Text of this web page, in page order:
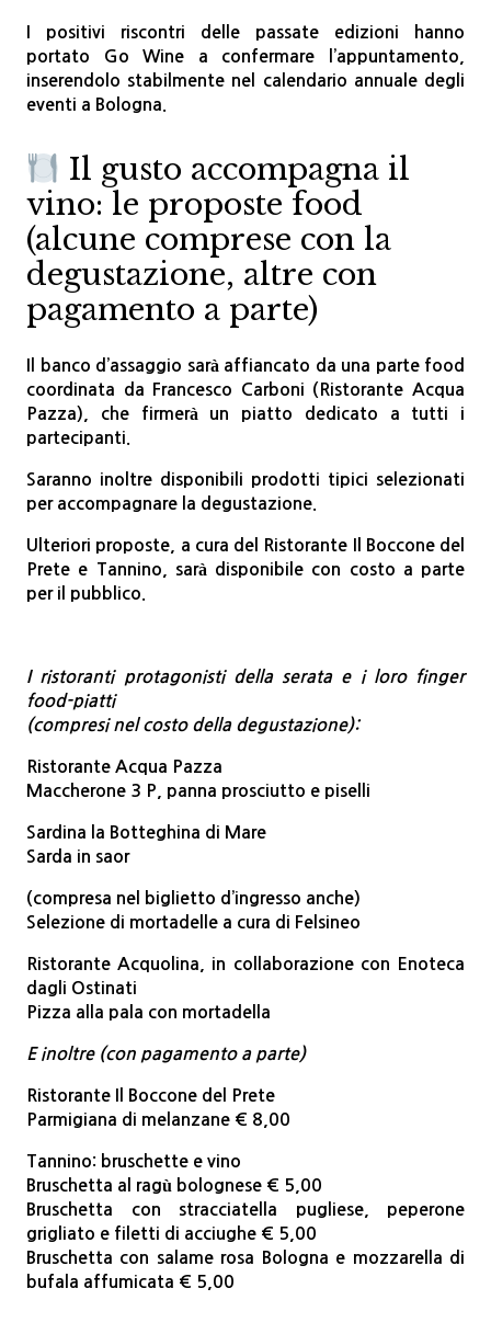
I positivi riscontri delle passate edizioni hanno
portato Go Wine a confermare l’appuntamento,
inserendolo stabilmente nel calendario annuale degli
eventi a Bologna.
Il gusto accompagna il
vino: le proposte food
(alcune comprese con la
degustazione, altre con
pagamento a parte)
Il banco d’assaggio sarà affiancato da una parte food
coordinata da
Francesco Carboni (Ristorante Acqua
Pazza)
che firmerà un piatto dedicato a tutti i
partecipanti.
Saranno inoltre disponibili prodotti tipici selezionati
per accompagnare la degustazione.
Ulteriori proposte, a cura del
Ristorante Il Boccone del
Prete e Tannino
sarà disponibile con costo a parte
per il pubblico.
I ristoranti protagonisti della serata e i loro finger
food-piatti
(compresi nel costo della degustazione):
Ristorante Acqua Pazza
Maccherone 3 P, panna prosciutto e piselli
Sardina la Botteghina di Mare
Sarda in saor
(compresa nel biglietto d’ingresso anche)
Selezione di mortadelle a cura di Felsineo
Ristorante Acquolina, in collaborazione con Enoteca
dagli Ostinati
Pizza alla pala con mortadella
E inoltre (con pagamento a parte)
Ristorante Il Boccone del Prete
Parmigiana di melanzane € 8,00
Tannino: bruschette e vino
Bruschetta al ragù bolognese € 5,00
Bruschetta con stracciatella pugliese, peperone
grigliato e filetti di acciughe € 5,00
Bruschetta con salame rosa Bologna e mozzarella di
bufala affumicata € 5,00